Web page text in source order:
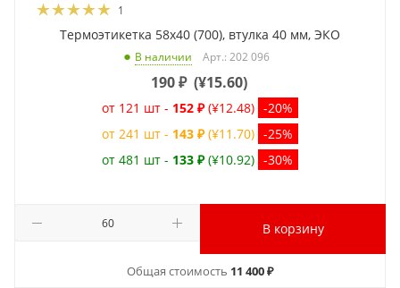
1
Термоэтикетка 58x40 (700), втулка 40 мм, ЭКО
В наличии Арт.: 202 096
190₽ (¥15.60)
от 121 шт - 152 ₽ (¥12.48) -20%
от 241 шт - 143 ₽ (¥11.70) -25%
от 481 шт - 133 ₽ (¥10.92) -30%
В корзину
Общая стоимость 11 400 ₽